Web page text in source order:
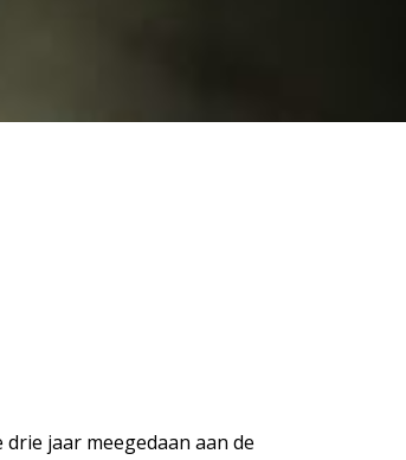
jaar meegedaan aan de